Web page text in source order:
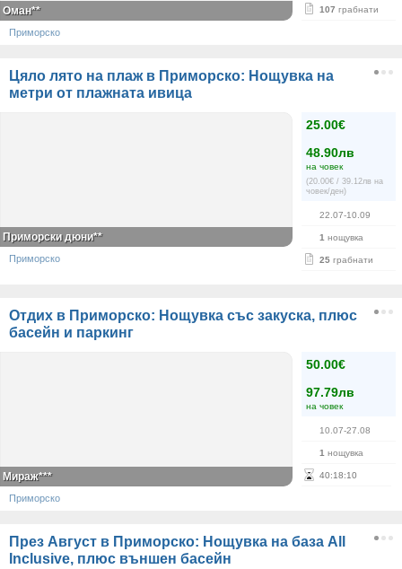
107 грабнати
Оман**
Приморско
Цяло лято на плаж в Приморско: Нощувка на
метри от плажната ивица
25.00€
48.90лв
на човек
(20.00€ / 39.12лв на
човек/ден)
22.07-10.09
1 нощувка
25 грабнати
Приморски дюни**
Приморско
Отдих в Приморско: Нощувка със закуска, плюс
басейн и паркинг
50.00€
97.79лв
на човек
10.07-27.08
1 нощувка
40:18:10
Мираж***
Приморско
През Август в Приморско: Нощувка на база All
Inclusive, плюс външен басейн